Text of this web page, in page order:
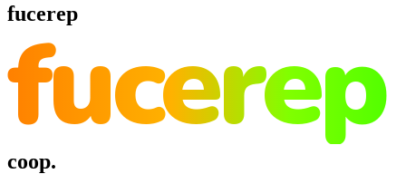
fucerep
fucerep
coop.